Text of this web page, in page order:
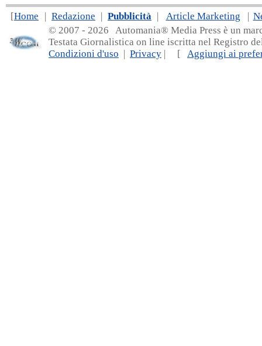
[Home | Redazione | Pubblicità | Article Marketing |
© 2007 - 2026 Automania® Media Press è un
Testata Giornalistica on line iscritta nel Registro
Condizioni d'uso | Privacy | [ Aggiungi ai